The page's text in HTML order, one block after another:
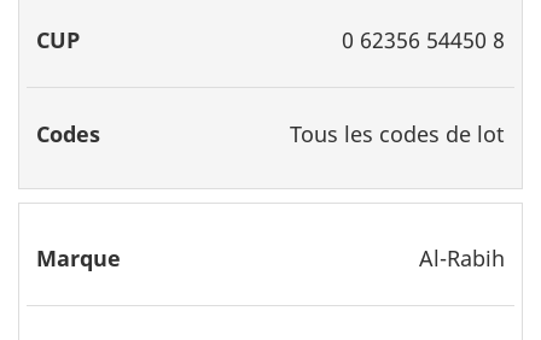
0 62356 54450 8
Tous les codes de lot
Al-Rabih